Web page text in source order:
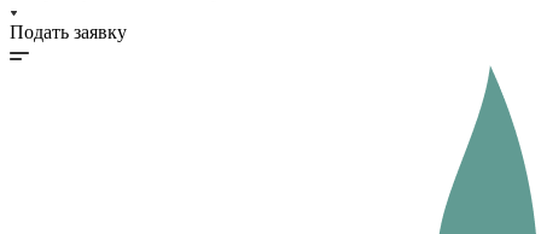
Подать заявку